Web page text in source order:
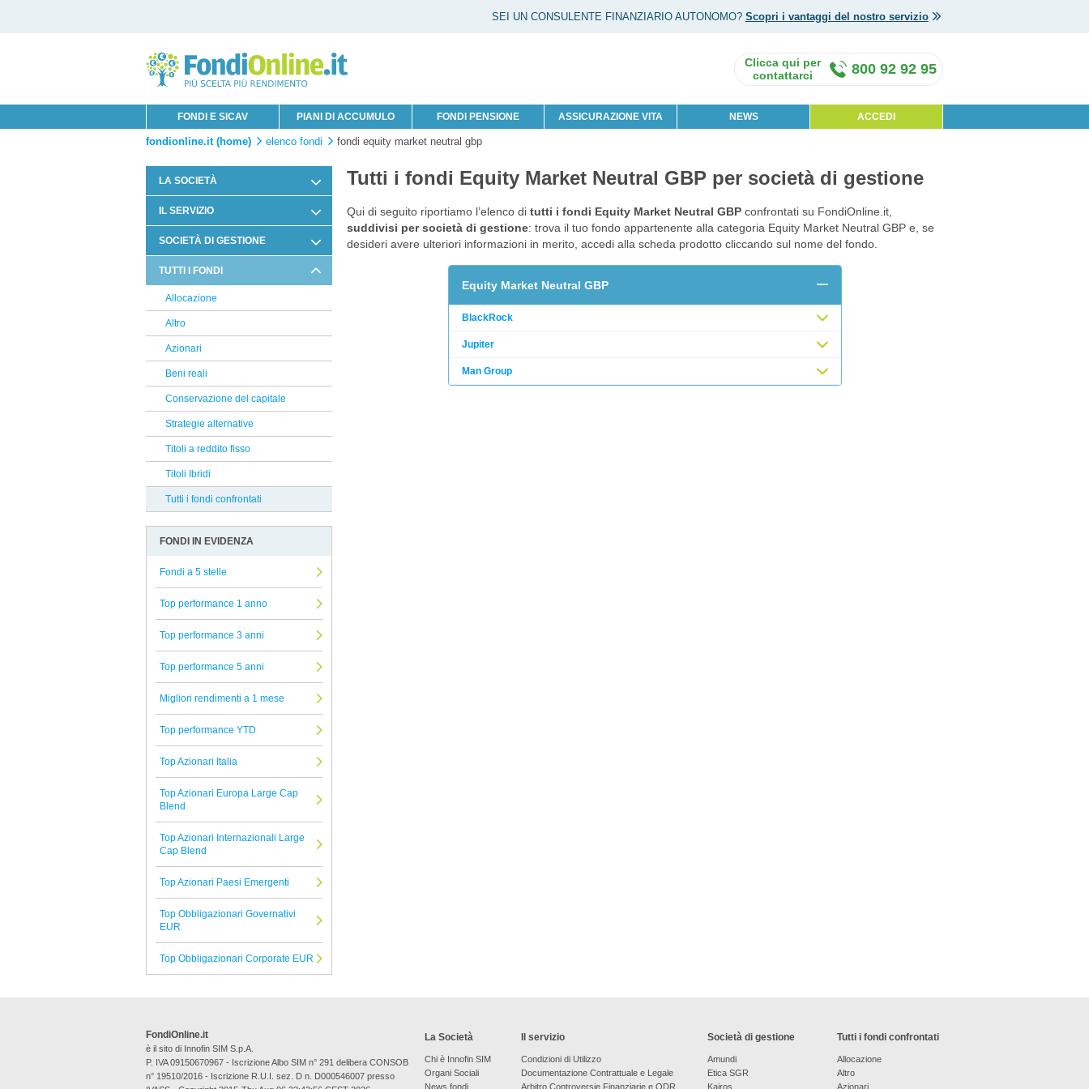
SEI UN CONSULENTE FINANZIARIO AUTONOMO? Scopri i vantaggi del nostro servizio
FONDI E SICAV PIANI DI ACCUMULO FONDI PENSIONE ASSICURAZIONE VITA NEWS ACCEDI
800 92 92 95
fondionline.it (home) elenco fondi fondi equity market neutral gbp
LA SOCIETÀ
Chi è Innofin Sim
Organi Sociali
News Fondi
IL SERVIZIO
Condizioni di Utilizzo
Legale
Arbitro Controversie Finanziarie
Informativa Privacy
Informativa Cookie
Reclami Assicurativi
Reclami Servizio di Investimento
SOCIETÀ DI GESTIONE
BlackRock
Kairos
MFS
Selectra
Soprarno SGR
G Fund
Goldman Sachs
Tendercapital
Man GLG
DWS
Natixis
Axa
Nordea
EFG
Aberdeen
Oddo Meriten
Tutte le Società di Gestione
TUTTI I FONDI
Allocazione
Altro
Azionari
Beni reali
Conservazione del capitale
Strategie alternative
Titoli a reddito fisso
Titoli Ibridi
Tutti i fondi confrontati
Tutti i fondi Equity Market Neutral GBP per società di gestione
Qui di seguito riportiamo l’elenco di tutti i fondi Equity Market Neutral GBPconfrontati su FondiOnline.it,
suddivisi per società di gestione: trova il tuo fondo appartenente alla categoria Equity Market Neutral GBP e, se
desideri avere ulteriori informazioni in merito, accedi alla scheda prodotto cliccando sul nome del fondo.
Equity Market Neutral GBP
BlackRock
Jupiter
Man Group
FONDI IN EVIDENZA
Fondi a 5 stelle
Top performance 1 anno
Top performance 3 anni
Top performance 5 anni
Migliori rendimenti a 1 mese
Top performance YTD
Top Azionari Italia
Top Azionari Europa Large Cap
Blend
Top Azionari Internazionali Large
Cap Blend
Top Azionari Paesi Emergenti
Top Obbligazionari Governativi
EUR
Top Obbligazionari Corporate EUR
La Società
Chi è Innofin SIM
Organi Sociali
News fondi
Il servizio
Condizioni di Utilizzo
Documentazione Contrattuale e Legale
Arbitro Controversie Finanziarie e ODR
Società di gestione
Amundi
Etica SGR
Kairos
Tutti i fondi confrontati
Allocazione
Altro
Azionari
FondiOnline.it
è il sito di Innofin SIM S.p.A.
P. IVA 09150670967 - Iscrizione Albo SIM n° 291 delibera CONSOB
n° 19510/2016 - Iscrizione R.U.I. sez. D n. D000546007 presso